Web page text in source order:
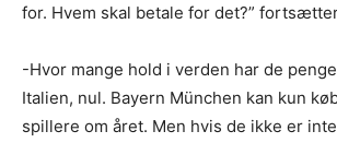
for. Hvem skal betale for det?”
-Hvor mange hold i verden har de
Italien, nul. Bayern München kan kun
spillere om året. Men hvis de ikke er